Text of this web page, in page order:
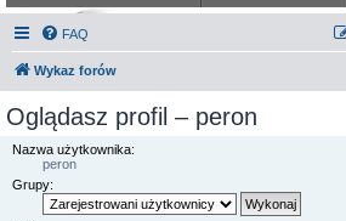
FAQ
Wykaz forów
Oglądasz profil – peron
Nazwa użytkownika:
peron
Grupy: